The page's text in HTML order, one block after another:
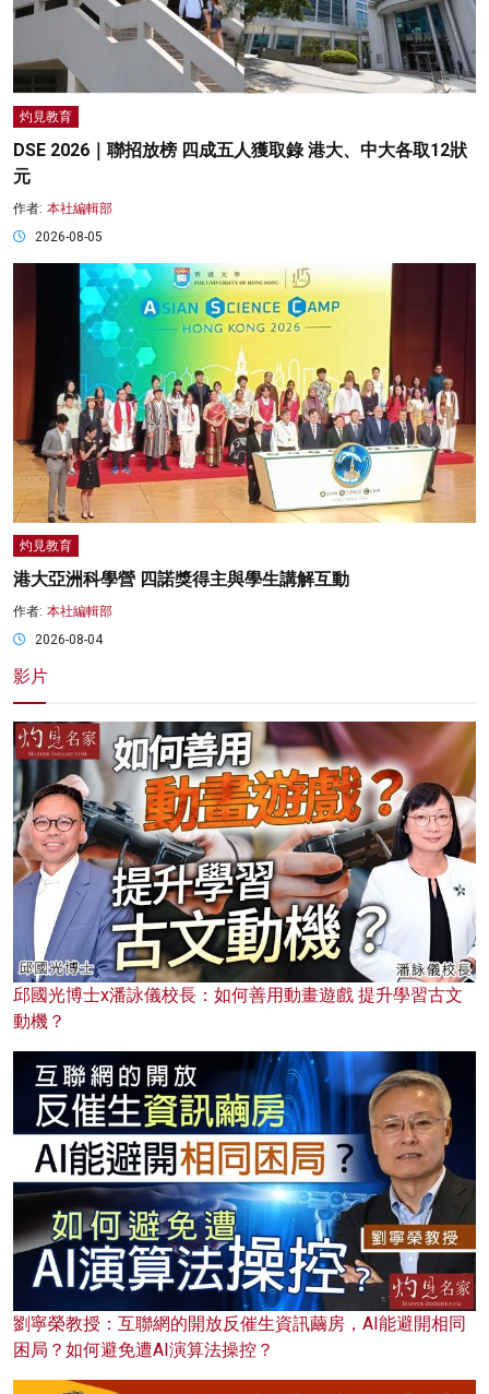
灼見教育
DSE 2026｜聯招放榜 四成五人獲取錄 港大、中大各取12狀
元
作者: 本社編輯部
2026-08-05
灼見教育
港大亞洲科學營 四諾獎得主與學生講解互動
作者: 本社編輯部
2026-08-04
影片
邱國光博士x潘詠儀校長：如何善用動畫遊戲 提升學習古文
動機？
劉寧榮教授：互聯網的開放反催生資訊繭房，AI能避開相同
困局？如何避免遭AI演算法操控？